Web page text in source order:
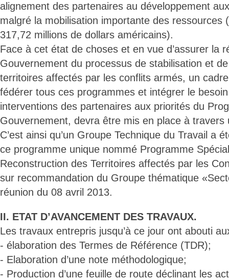
alignement des partenaires au développement
malgré la mobilisation importante des ressources
317,72 millions de dollars américains).
Face à cet état de choses et en vue d’assurer la
Gouvernement du processus de stabilisation et
territoires affectés par les conflits armés, un
fédérer tous ces programmes et intégrer le besoin
interventions des partenaires aux priorités du
Gouvernement, devra être mis en place à travers
C’est ainsi qu’un Groupe Technique du Travail a
ce programme unique nommé Programme
Reconstruction des Territoires affectés par les
sur recommandation du Groupe thématique
réunion du 08 avril 2013.
II. ETAT D’AVANCEMENT DES TRAVAUX.
Les travaux entrepris jusqu’à ce jour ont abouti
- élaboration des Termes de Référence (TDR);
- Elaboration d’une note méthodologique;
- Production d’une feuille de route déclinant les